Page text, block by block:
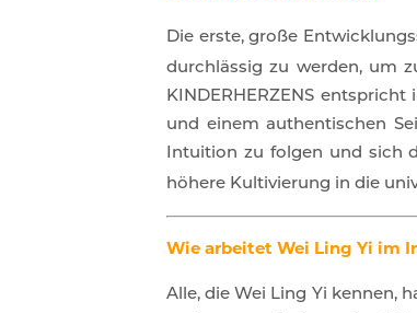
Die erste, große
durchlässig zu werden, um
KINDERHERZENS
und einem authentischen
Intuition zu folgen und sich
höhere Kultivierung in die
Wie arbeitet Wei Ling Yi im
Alle, die Wei Ling Yi kennen,